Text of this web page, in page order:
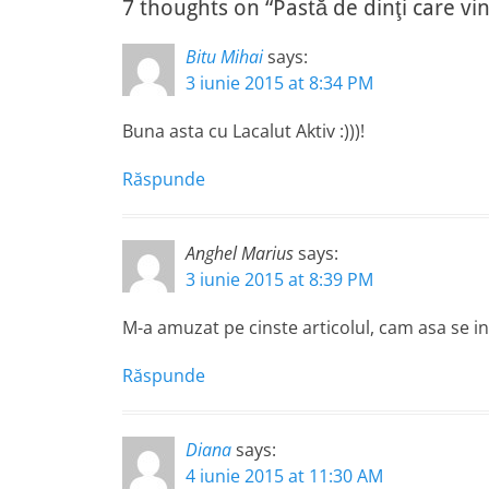
7 thoughts on “Pastă de dinţi care
Bitu Mihaisays:
3 iunie 2015 at 8:34 PM
Buna asta cu Lacalut Aktiv :)))!
Răspunde
Anghel Mariussays:
3 iunie 2015 at 8:39 PM
M-a amuzat pe cinste articolul, cam asa se
Răspunde
Dianasays:
4 iunie 2015 at 11:30 AM